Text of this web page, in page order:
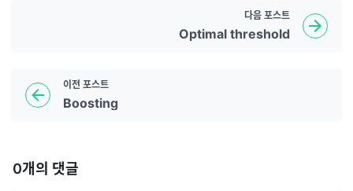
이전 포스트
Boosting
다음 포스트
Optimal threshold
0개의 댓글